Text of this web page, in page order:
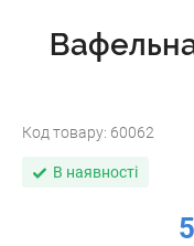
Код товару: 60062
В наявності